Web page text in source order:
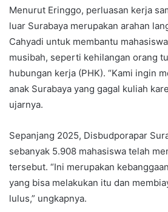
Menurut Eringgo, perluasan kerja
luar Surabaya merupakan arahan
Cahyadi untuk membantu
musibah, seperti kehilangan orang
hubungan kerja (PHK). “Kami ingin
anak Surabaya yang gagal kuliah
ujarnya.
Sepanjang 2025, Disbudporapar
sebanyak 5.908 mahasiswa telah
tersebut. “Ini merupakan
yang bisa melakukan itu dan
lulus,” ungkapnya.